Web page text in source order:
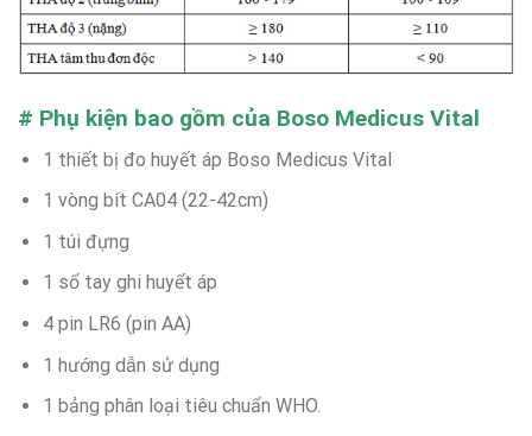
# Phụ kiện bao gồm của Boso Medicus Vital
1 thiết bị đo huyết áp Boso Medicus Vital
1 vòng bít CA04 (22-42cm)
1 túi đựng
1 sổ tay ghi huyết áp
4 pin LR6 (pin AA)
1 hướng dẫn sử dụng
1 bảng phân loại tiêu chuẩn WHO.